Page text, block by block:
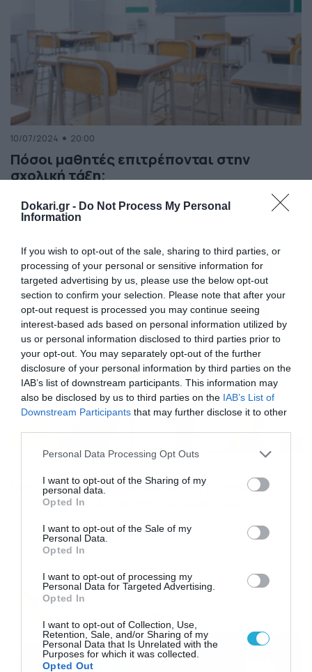
Dokari.gr - Do Not Process My Personal
Information
If you wish to opt-out of the sale, sharing to third parties, or
processing of your personal or sensitive information for
targeted advertising by us, please use the below opt-out
section to confirm your selection. Please note that after your
opt-out request is processed you may continue seeing
interest-based ads based on personal information utilized by
us or personal information disclosed to third parties prior to
your opt-out. You may separately opt-out of the further
disclosure of your personal information by third parties on the
IAB’s list of downstream participants. This information may
also be disclosed by us to third parties on the IAB’s List of
Downstream Participants that may further disclose it to other
Please note that this website/app uses one or more Google
not limited to your visit or usage behaviour. You may click to
grant or deny consent to Google and its third-party tags to
use your data for below specified purposes in below Google
consent section.
Personal Data Processing Opt Outs
I want to opt-out of the Sharing of my
personal data.
Opted In
I want to opt-out of the Sale of my
Personal Data.
Opted In
I want to opt-out of processing my
Personal Data for Targeted Advertising.
Opted In
I want to opt-out of Collection, Use,
Retention, Sale, and/or Sharing of my
Personal Data that Is Unrelated with the
Purposes for which it was collected.
Opted Out
10/07/2024 20:00
Πόσοι μαθητές επιτρέπονται στην
σχολική τάξη;
Άλλοι δύο μήνες μένουν για την έναρξη της σχολικής
χρονιάς 2024-25 με τους μαθητές όλων των βαθμίδων
να περνούν στα σχολεία για τον καθιερωμένο αγιασμό
Σεπτεμβρίου ενώ οι εκπαιδευτικοί θα επιστρέψουν στα
καθήκοντά τους λίγο νωρίτερα ήτοι την Δευτέρα 2
Σεπτεμβρίου. Ο μέγιστος αριθμός μαθητών ανά τάξη
και […]
Μηχανογραφικό 2024: Ανοίγει σήμερα η
πλατφόρμα-Δείτε την διαδικασία
Σήμερα Τρίτη 9 Ιουλίου ανοίγει η πλατφόρμα για την
υποβολή των μηχανογραφικών σήμερα για τους
υποψήφιους ΓΕΛ και ΕΠΑΛ, που αποτελεί το
στην τριτοβάθμια εκπαίδευση. Οι υποψήφιοι κάνοντας
χρήση του προσωπικού κωδικού ασφαλείας τους
(password) που έχουν ήδη αποκτήσει θα μπορούν εντός
της ημέρας να επισκέπτονται την ηλεκτρονική […]